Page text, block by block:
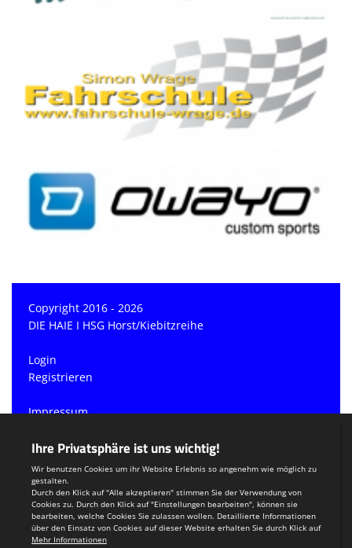
Copyright 2016 - 2026
DIE HAIE I HSG Horst/Kiebitzreihe
Login
Registrieren
Impressum
Teamsports 2
Dein Sportverein online